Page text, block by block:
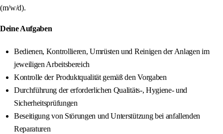
(m/w/d).
Deine Aufgaben
Bedienen, Kontrollieren, Umrüsten und Reinigen der Anlagen im
jeweiligen Arbeitsbereich
Kontrolle der Produktqualität gemäß den Vorgaben
Durchführung der erforderlichen Qualitäts-, Hygiene- und
Sicherheitsprüfungen
Beseitigung von Störungen und Unterstützung bei anfallenden
Reparaturen